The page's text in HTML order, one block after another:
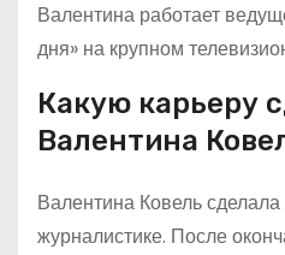
Валентина работает
дня» на крупном
Какую карьеру
Валентина
Валентина Ковель
журналистике. После